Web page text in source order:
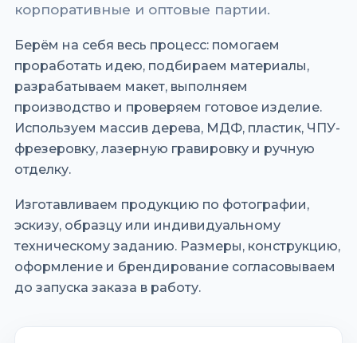
корпоративные и оптовые партии.
Берём на себя весь процесс: помогаем
проработать идею, подбираем материалы,
разрабатываем макет, выполняем
производство и проверяем готовое изделие.
Используем массив дерева, МДФ, пластик, ЧПУ-
фрезеровку, лазерную гравировку и ручную
отделку.
Изготавливаем продукцию по фотографии,
эскизу, образцу или индивидуальному
техническому заданию. Размеры, конструкцию,
оформление и брендирование согласовываем
до запуска заказа в работу.